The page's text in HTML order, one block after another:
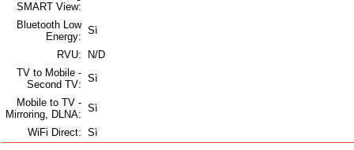
SMART View:
Bluetooth Low
Energy:
Sì
RVU:
N/D
TV to Mobile -
Second TV:
Sì
Mobile to TV -
Mirroring, DLNA:
Sì
WiFi Direct: Sì